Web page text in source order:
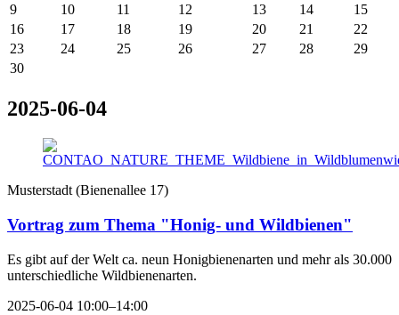
9
10 11 12 13 14
15
16
17 18 19 20 21
22
23
24 25 26 27 28
29
30
2025-06-04
Musterstadt(Bienenallee 17)
Vortrag zum Thema "Honig- und Wildbienen"
Es gibt auf der Welt ca. neun Honigbienenarten und mehr als 30.000
unterschiedliche Wildbienenarten.
2025-06-04 10:00–14:00